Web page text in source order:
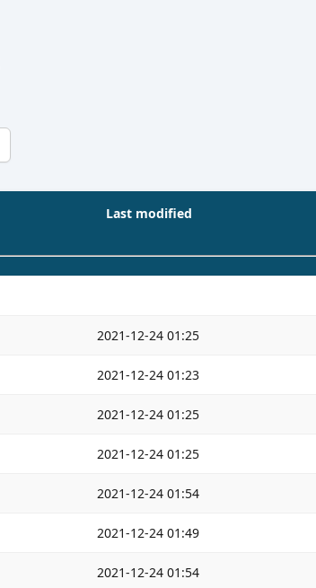
Last modified
2021-12-24 01:25
2021-12-24 01:23
2021-12-24 01:25
2021-12-24 01:25
2021-12-24 01:54
2021-12-24 01:49
2021-12-24 01:54